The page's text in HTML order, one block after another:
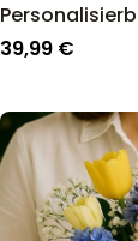
39,99 €